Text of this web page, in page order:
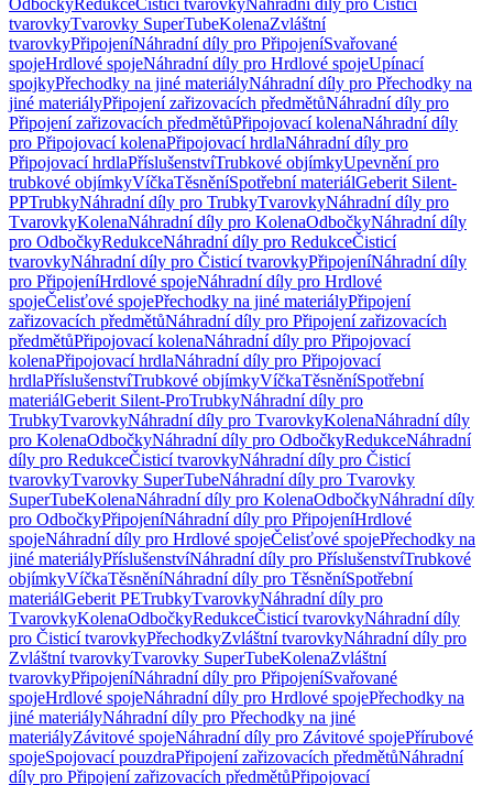
OdbočkyRedukceČisticí tvarovkyNáhradní díly pro Čisticí
tvarovkyTvarovky SuperTubeKolenaZvláštní
tvarovkyPřipojeníNáhradní díly pro PřipojeníSvařované
spojeHrdlové spojeNáhradní díly pro Hrdlové spojeUpínací
spojkyPřechodky na jiné materiályNáhradní díly pro Přechodky na
jiné materiályPřipojení zařizovacích předmětůNáhradní díly pro
Připojení zařizovacích předmětůPřipojovací kolenaNáhradní díly
pro Připojovací kolenaPřipojovací hrdlaNáhradní díly pro
Připojovací hrdlaPříslušenstvíTrubkové objímkyUpevnění pro
trubkové objímkyVíčkaTěsněníSpotřební materiálGeberit Silent-
PPTrubkyNáhradní díly pro TrubkyTvarovkyNáhradní díly pro
TvarovkyKolenaNáhradní díly pro KolenaOdbočkyNáhradní díly
pro OdbočkyRedukceNáhradní díly pro RedukceČisticí
tvarovkyNáhradní díly pro Čisticí tvarovkyPřipojeníNáhradní díly
pro PřipojeníHrdlové spojeNáhradní díly pro Hrdlové
spojeČelisťové spojePřechodky na jiné materiályPřipojení
zařizovacích předmětůNáhradní díly pro Připojení zařizovacích
předmětůPřipojovací kolenaNáhradní díly pro Připojovací
kolenaPřipojovací hrdlaNáhradní díly pro Připojovací
hrdlaPříslušenstvíTrubkové objímkyVíčkaTěsněníSpotřební
materiálGeberit Silent-ProTrubkyNáhradní díly pro
TrubkyTvarovkyNáhradní díly pro TvarovkyKolenaNáhradní díly
pro KolenaOdbočkyNáhradní díly pro OdbočkyRedukceNáhradní
díly pro RedukceČisticí tvarovkyNáhradní díly pro Čisticí
tvarovkyTvarovky SuperTubeNáhradní díly pro Tvarovky
SuperTubeKolenaNáhradní díly pro KolenaOdbočkyNáhradní díly
pro OdbočkyPřipojeníNáhradní díly pro PřipojeníHrdlové
spojeNáhradní díly pro Hrdlové spojeČelisťové spojePřechodky na
jiné materiályPříslušenstvíNáhradní díly pro PříslušenstvíTrubkové
objímkyVíčkaTěsněníNáhradní díly pro TěsněníSpotřební
materiálGeberit PETrubkyTvarovkyNáhradní díly pro
TvarovkyKolenaOdbočkyRedukceČisticí tvarovkyNáhradní díly
pro Čisticí tvarovkyPřechodkyZvláštní tvarovkyNáhradní díly pro
Zvláštní tvarovkyTvarovky SuperTubeKolenaZvláštní
tvarovkyPřipojeníNáhradní díly pro PřipojeníSvařované
spojeHrdlové spojeNáhradní díly pro Hrdlové spojePřechodky na
jiné materiályNáhradní díly pro Přechodky na jiné
materiályZávitové spojeNáhradní díly pro Závitové spojePřírubové
spojeSpojovací pouzdraPřipojení zařizovacích předmětůNáhradní
díly pro Připojení zařizovacích předmětůPřipojovací